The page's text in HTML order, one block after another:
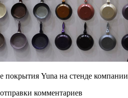
покрытия Yuna на стенде
комментариев